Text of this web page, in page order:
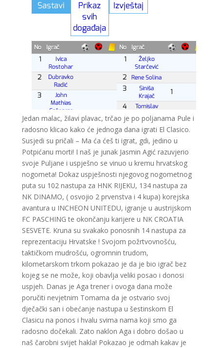
Jedan malac, žilavi plavac, trčao je po poljanama Pule i
radosno klicao kako će jednoga dana igrati El Clasico.
Susjedi su pričali – Ma ća ćeš ti igrat, gdi, jedino u
Potpićanu morti! I naš je junak Jasmin Agić razuvjerio
svoje Puljane i uspješno se vinuo u kremu hrvatskog
nogometa! Dokaz uspješnosti njegovog nogometnog
puta su 102 nastupa za HNK RIJEKU, 134 nastupa za
NK DINAMO, ( osvojio 2 prvenstva i 4 kupa) korejska
avantura u INCHEON UNITEDU, igranje u austrijskom
FC PASCHING te okončanju karijere u NK CROATIA
SESVETE. Kruna su svakako ponosnih 14 nastupa za
reprezentaciju Hrvatske ! Svojom požrtvovnošću,
taktičkom mudrošću, ogromnin trudom,
kilometarskom trkom pokazao je da je bio igrač bez
kojeg se ne može, koji obavlja veliki posao i donosi
uspjeh. Danas je Aga trener i ovoga dana može
poručiti nevjetnim Tomama da je ostvario svoj
dječački san i obećanje nastupa u šestinskom El
Clasicu na ponos i hvalu svima nama koji smo ga
radosno dočekali. Zato naklon Aga i dobro došao u
naš čarobni svijet hakla! Pokazao je odmah kakav je